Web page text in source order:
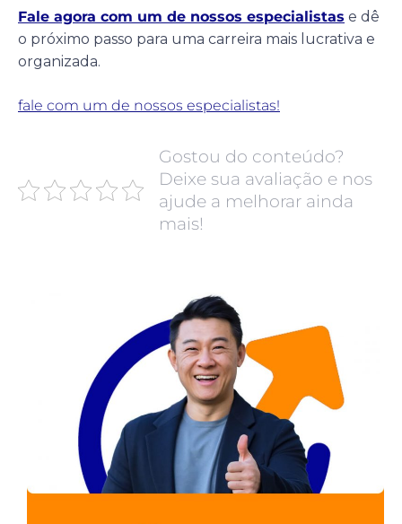
Fale agora com um de nossos especialistas e dê
o próximo passo para uma carreira mais lucrativa e
organizada.
fale com um de nossos especialistas!
Gostou do conteúdo?
Deixe sua avaliação e nos
ajude a melhorar ainda
mais!